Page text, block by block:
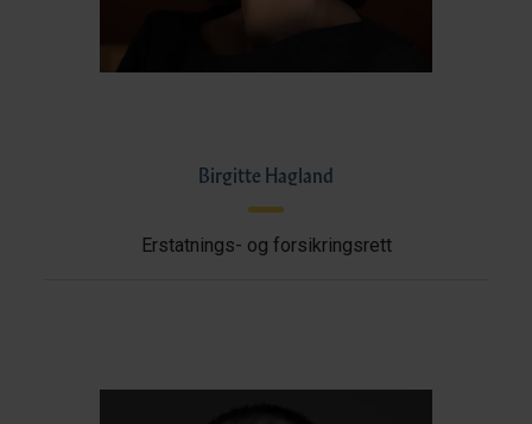
Birgitte Hagland
Erstatnings- og forsikringsrett